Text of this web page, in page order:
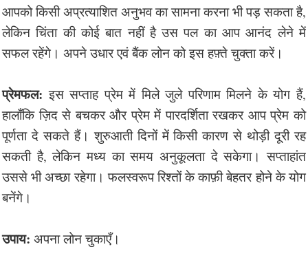
आपको किसी अप्रत्याशित अनुभव का सामना करना भी पड़ सकता है,
लेकिन चिंता की कोई बात नहीं है उस पल का आप आनंद लेने में
सफल रहेंगे। अपने उधार एवं बैंक लोन को इस हफ़्ते चुक्ता करें।
प्रेमफल: इस सप्ताह प्रेम में मिले जुले परिणाम मिलने के योग हैं,
हालाँकि ज़िद से बचकर और प्रेम में पारदर्शिता रखकर आप प्रेम को
पूर्णता दे सकते हैं। शुरुआती दिनों में किसी कारण से थोड़ी दूरी रह
सकती है, लेकिन मध्य का समय अनुकूलता दे सकेगा। सप्ताहांत
उससे भी अच्छा रहेगा। फलस्वरूप रिश्तों के काफ़ी बेहतर होने के योग
बनेंगे।
उपाय: अपना लोन चुकाएँ।